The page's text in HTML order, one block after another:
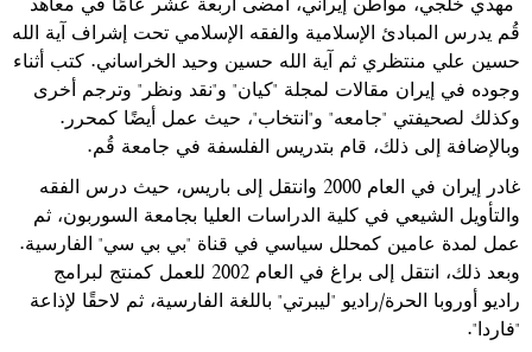
قُم يدرس المبادئ الإسلامية والفقه الإسلامي تحت إشراف آية الله
حسين علي منتظري ثم آية الله حسين وحيد الخراساني. كتب أثناء
وجوده في إيران مقالات لمجلة "كيان" و"نقد ونظر" وترجم أخرى
وكذلك لصحيفتي "جامعه" و"انتخاب"، حيث عمل أيضًا كمحرر.
وبالإضافة إلى ذلك، قام بتدريس الفلسفة في جامعة قُم.
غادر إيران في العام 2000 وانتقل إلى باريس، حيث درس الفقه
والتأويل الشيعي في كلية الدراسات العليا بجامعة السوربون، ثم
عمل لمدة عامين كمحلل سياسي في قناة "بي بي سي" الفارسية.
وبعد ذلك، انتقل إلى براغ في العام 2002 للعمل كمنتج لبرامج
راديو أوروبا الحرة/راديو "ليبرتي" باللغة الفارسية، ثم لاحقًا لإذاعة
"فاردا".